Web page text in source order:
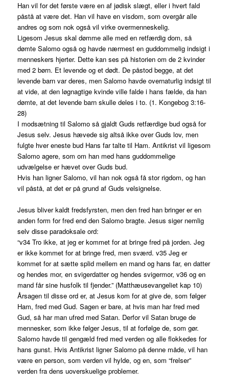
Han vil for det første være en af jødisk slægt, eller i hvert fald
påstå at være det. Han vil have en visdom, som overgår alle
andres og som nok også vil virke overmenneskelig.
Ligesom Jesus skal dømme alle med en retfærdig dom, så
dømte Salomo også og havde nærmest en guddommelig indsigt i
menneskers hjerter. Dette kan ses på historien om de 2 kvinder
med 2 børn. Et levende og et dødt. De påstod begge, at det
levende barn var deres, men Salomo havde overnaturlig indsigt til
at vide, at den løgnagtige kvinde ville falde i hans fælde, da han
dømte, at det levende barn skulle deles i to. (1. Kongebog 3:16-
28)
I modsætning til Salomo så gjaldt Guds retfærdige bud også for
Jesus selv. Jesus hævede sig altså ikke over Guds lov, men
fulgte hver eneste bud Hans far talte til Ham. Antikrist vil ligesom
Salomo agere, som om han med hans guddommelige
udvælgelse er hævet over Guds bud.
Hvis han ligner Salomo, vil han nok også få stor rigdom, og han
vil påstå, at det er på grund af Guds velsignelse.
Jesus bliver kaldt fredsfyrsten, men den fred han bringer er en
anden form for fred end den Salomo bragte. Jesus siger nemlig
selv disse paradoksale ord:
“v34 Tro ikke, at jeg er kommet for at bringe fred på jorden. Jeg
er ikke kommet for at bringe fred, men sværd. v35 Jeg er
kommet for at sætte splid mellem en mand og hans far, en datter
og hendes mor, en svigerdatter og hendes svigermor, v36 og en
mand får sine husfolk til fjender.” (Matthæusevangeliet kap 10)
Årsagen til disse ord er, at Jesus kom for at give de, som følger
Ham, fred med Gud. Sagen er bare, at hvis man har fred med
Gud, så har man ufred med Satan. Derfor vil Satan bruge de
mennesker, som ikke følger Jesus, til at forfølge de, som gør.
Salomo havde til gengæld fred med verden og alle flokkedes for
hans gunst. Hvis Antikrist ligner Salomo på denne måde, vil han
være en person, som verden vil hylde, og en, som “frelser”
verden fra dens uoverskuelige problemer.